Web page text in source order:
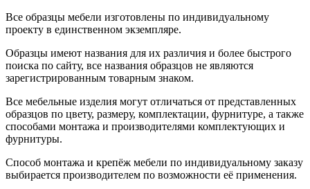
Все образцы мебели изготовлены по индивидуальному
проекту в единственном экземпляре.
Образцы имеют названия для их различия и более быстрого
поиска по сайту, все названия образцов не являются
зарегистрированным товарным знаком.
Все мебельные изделия могут отличаться от представленных
образцов по цвету, размеру, комплектации, фурнитуре, а также
способами монтажа и производителями комплектующих и
фурнитуры.
Способ монтажа и крепёж мебели по индивидуальному заказу
выбирается производителем по возможности её применения.